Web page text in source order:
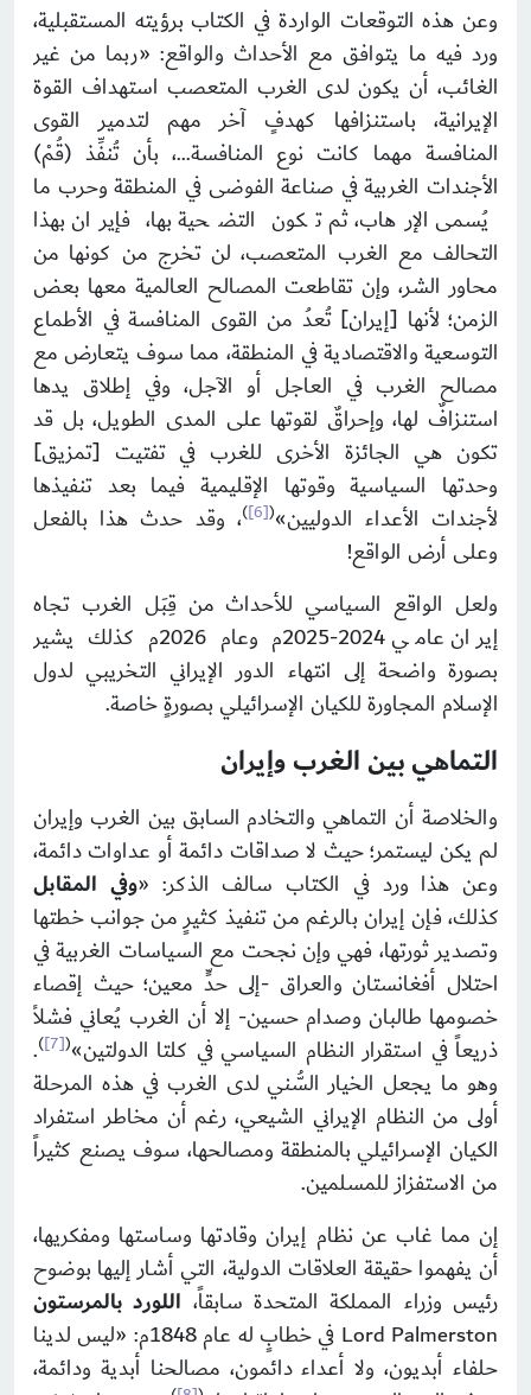
وعن هذه التوقعات الواردة في الكتاب برؤيته المستقبلية،
ورد فيه ما يتوافق مع الأحداث والواقع: «ربما من غير
الغائب، أن يكون لدى الغرب المتعصب استهداف القوة
الإيرانية، باستنزافها كهدفٍ آخر مهم لتدمير القوى
المنافسة مهما كانت نوع المنافسة…، بأن تُنفِّذ (قُمْ)
الأجندات الغربية في صناعة الفوضى في المنطقة وحرب ما
يُسمى الإرهاب، ثم تكون التضحية بها، فإيران بهذا
التحالف مع الغرب المتعصب، لن تخرج من كونها من
محاور الشر، وإن تقاطعت المصالح العالمية معها بعض
الزمن؛ لأنها [إيران] تُعدُ من القوى المنافسة في الأطماع
التوسعية والاقتصادية في المنطقة، مما سوف يتعارض مع
مصالح الغرب في العاجل أو الآجل، وفي إطلاق يدها
استنزافٌ لها، وإحراقٌ لقوتها على المدى الطويل، بل قد
تكون هي الجائزة الأخرى للغرب في تفتيت [تمزيق]
وحدتها السياسية وقوتها الإقليمية فيما بعد تنفيذها
لأجندات الأعداء الدوليين»(
[6]
)، وقد حدث هذا بالفعل
وعلى أرض الواقع!
ولعل الواقع السياسي للأحداث من قِبَل الغرب تجاه
إيران عامي 2024-2025م وعام 2026م كذلك يشير
بصورة واضحة إلى انتهاء الدور الإيراني التخريبي لدول
الإسلام المجاورة للكيان الإسرائيلي بصورةٍ خاصة.
التماهي بين الغرب وإيران
والخلاصة أن التماهي والتخادم السابق بين الغرب وإيران
لم يكن ليستمر؛ حيث لا صداقات دائمة أو عداوات دائمة،
وعن هذا ورد في الكتاب سالف الذكر: «وفي المقابل
كذلك، فإن إيران بالرغم من تنفيذ كثيرٍ من جوانب خطتها
وتصدير ثورتها، فهي وإن نجحت مع السياسات الغربية في
احتلال أفغانستان والعراق -إلى حدٍّ معين؛ حيث إقصاء
خصومها طالبان وصدام حسين- إلا أن الغرب يُعاني فشلاً
ذريعاً في استقرار النظام السياسي في كلتا الدولتين»(
[7]
)
.
وهو ما يجعل الخيار السُّني لدى الغرب في هذه المرحلة
أولى من النظام الإيراني الشيعي، رغم أن مخاطر استفراد
الكيان الإسرائيلي بالمنطقة ومصالحها، سوف يصنع كثيراً
من الاستفزاز للمسلمين.
إن مما غاب عن نظام إيران وقادتها وساستها ومفكريها،
أن يفهموا حقيقة العلاقات الدولية، التي أشار إليها بوضوح
رئيس وزراء المملكة المتحدة سابقاً، اللورد بالمرستون
Lord Palmerston في خطابٍ له عام 1848م: «ليس لدينا
حلفاء أبديون، ولا أعداء دائمون، مصالحنا أبدية ودائمة،